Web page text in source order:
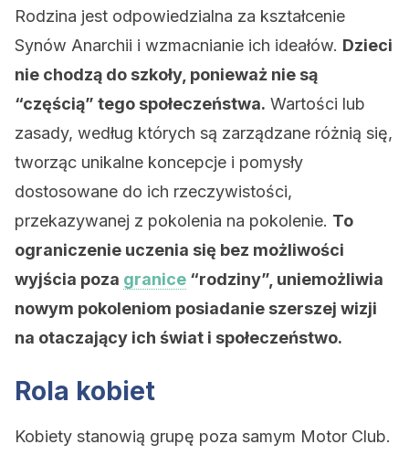
Rodzina jest odpowiedzialna za kształcenie
Synów Anarchii i wzmacnianie ich ideałów. Dzieci
nie chodzą do szkoły, ponieważ nie są
“częścią” tego społeczeństwa. Wartości lub
zasady, według których są zarządzane różnią się,
tworząc unikalne koncepcje i pomysły
dostosowane do ich rzeczywistości,
przekazywanej z pokolenia na pokolenie. To
ograniczenie uczenia się bez możliwości
wyjścia poza granice “rodziny”, uniemożliwia
nowym pokoleniom posiadanie szerszej wizji
na otaczający ich świat i społeczeństwo.
Rola kobiet
Kobiety stanowią grupę poza samym Motor Club.